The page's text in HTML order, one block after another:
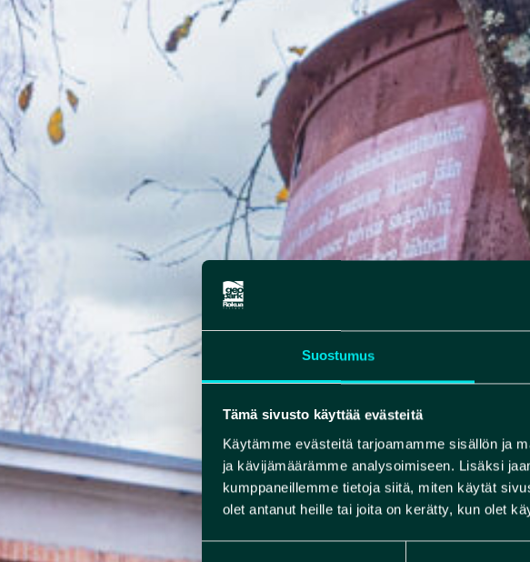
Suostumus
Tämä sivusto käyttää evästeitä
Käytämme evästeitä tarjoamamme sisällön ja
ja kävijämäärämme analysoimiseen. Lisäksi
kumppaneillemme tietoja siitä, miten käytät
olet antanut heille tai joita on kerätty, kun olet